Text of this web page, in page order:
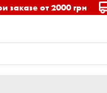
заказе от 2000 грн